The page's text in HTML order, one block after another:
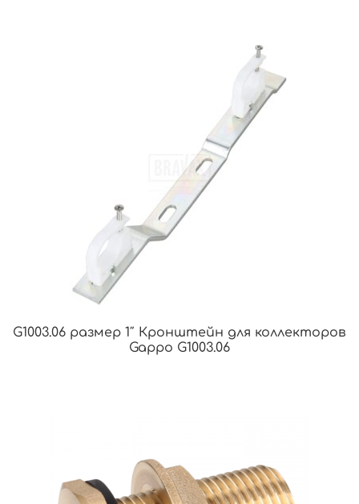
G1003.06 размер 1″ Кронштейн для коллекторов
Gappo G1003.06